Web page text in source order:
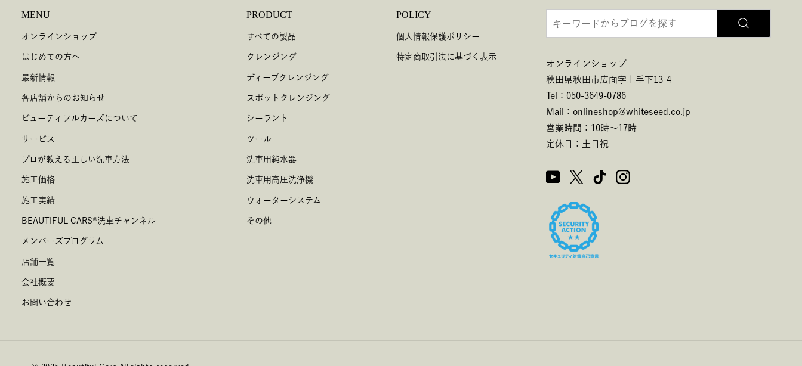
MENU
オンラインショップ
はじめての方へ
最新情報
各店舗からのお知らせ
ビューティフルカーズについて
サービス
プロが教える正しい洗車方法
施工価格
施工実績
BEAUTIFUL CARS®洗車チャンネル
メンバーズプログラム
店舗一覧
会社概要
お問い合わせ
PRODUCT
すべての製品
クレンジング
ディープクレンジング
スポットクレンジング
シーラント
ツール
洗車用純水器
洗車用高圧洗浄機
ウォーターシステム
その他
POLICY
個人情報保護ポリシー
特定商取引法に基づく表示
オンラインショップ
秋田県秋田市広面字土手下13-4
Tel：050-3649-0786
Mail：onlineshop@whiteseed.co.jp
営業時間：10時～17時
定休日：土日祝